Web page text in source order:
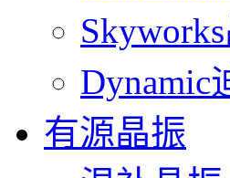
Dynamic
有源晶振